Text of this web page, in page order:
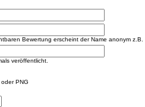
Bewertung erscheint der Name anonym
veröffentlicht.
PNG